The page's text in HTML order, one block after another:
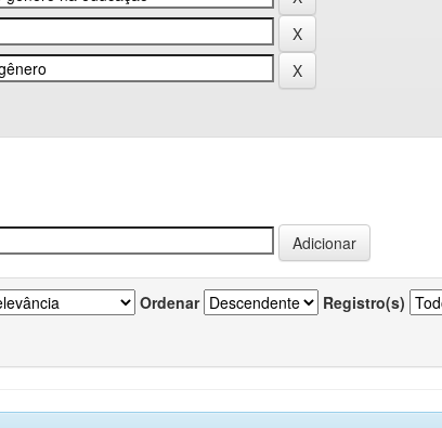
Ordenar Registro(s)